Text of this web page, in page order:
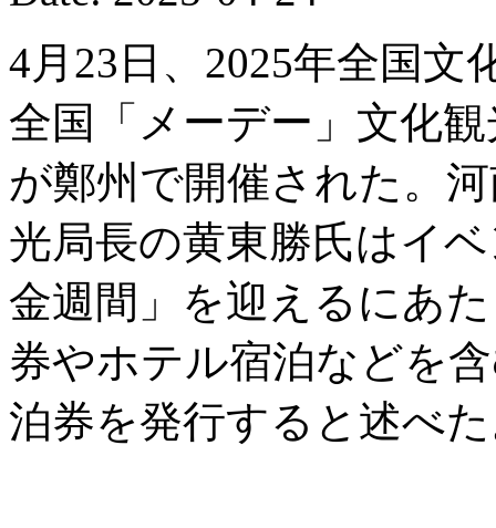
4月23日、2025年全国文
全国「メーデー」文化
が鄭州で開催された。
光局長の黄東勝氏はイ
金週間」を迎えるにあ
券やホテル宿泊などを
泊券を発行すると述べ